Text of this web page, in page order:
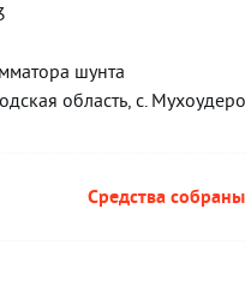
шунта
область, с.
Средства